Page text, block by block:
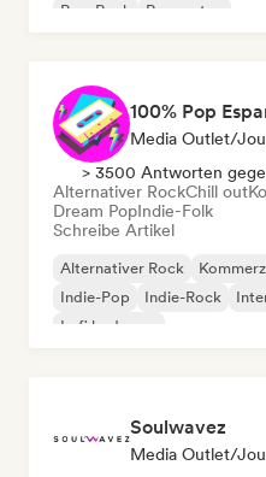
Pop-Rock
Reggaeton
100% Pop
Media Outlet/
> 3500 Antworten
Alternativer RockChill out
Dream PopIndie-Folk
Schreibe Artikel
Alternativer Rock
Indie-Pop
Indie-Rock
Lofi bedroom
Soulwavez
Media Outlet/